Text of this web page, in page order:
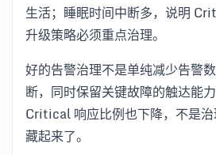
生活；睡眠时间中断多，说明
升级策略必须重点治理。
好的告警治理不是单纯减少告警
断，同时保留关键故障的触达能
Critical 响应比例也下降，不是
藏起来了。